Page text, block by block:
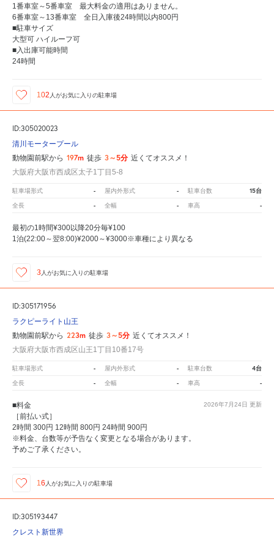
1番車室～5番車室 最大料金の適用はありません。
6番車室～13番車室 全日入庫後24時間以内800円
■駐車サイズ
大型可 ハイルーフ可
■入出庫可能時間
24時間
102 人がお気に入りの駐車場
ID:305020023
清川モータープール
動物園前駅から 197m 徒歩 3～5分 近くてオススメ！
大阪府大阪市西成区太子1丁目5-8
駐車場形式 - 屋内外形式 - 駐車台数 15台
全長 - 全幅 - 車高 -
最初の1時間¥300以降20分毎¥100
1泊(22:00～翌8:00)¥2000～¥3000※車種により異なる
3 人がお気に入りの駐車場
ID:305171956
ラクピーライト山王
動物園前駅から 223m 徒歩 3～5分 近くてオススメ！
大阪府大阪市西成区山王1丁目10番17号
駐車場形式 - 屋内外形式 - 駐車台数 4台
全長 - 全幅 - 車高 -
2026年7月24日 更新
■料金
［前払い式］
2時間 300円 12時間 800円 24時間 900円
※料金、台数等が予告なく変更となる場合があります。
予めご了承ください。
16 人がお気に入りの駐車場
ID:305193447
クレスト新世界